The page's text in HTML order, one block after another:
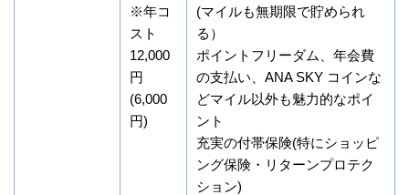
※年コ
スト
12,000
円
(6,000
円)
(マイルも無期限で貯められ
る）
ポイントフリーダム、年会費
の支払い、ANA SKY コインな
どマイル以外も魅力的なポイ
ント
充実の付帯保険(特にショッピ
ング保険・リターンプロテク
ション)